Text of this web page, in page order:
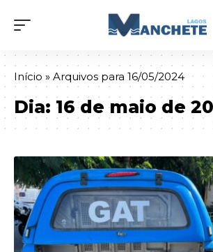
Início » Arquivos para 16/05/2024
Dia: 16 de maio de